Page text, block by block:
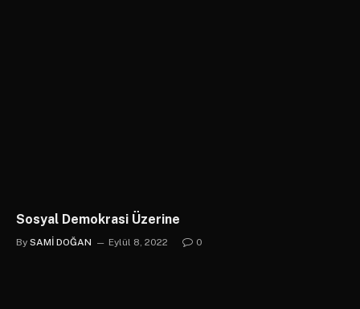
Sosyal Demokrasi Üzerine
By SAMİ DOĞAN Eylül 8, 2022 0